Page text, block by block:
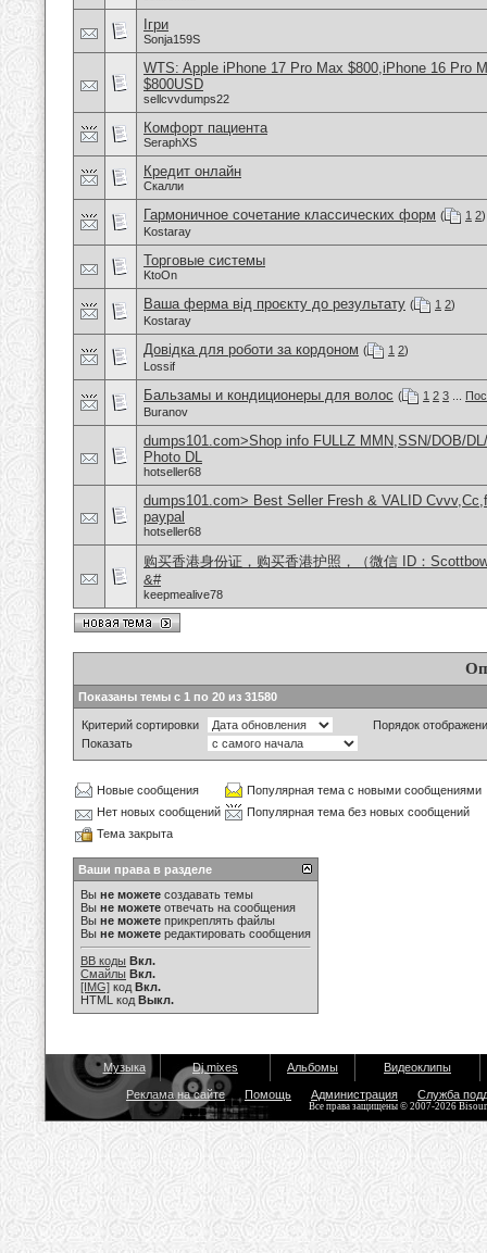
Ігри
Sonja159S
WTS: Apple iPhone 17 Pro Max $800,iPhone 16 Pro
$800USD
sellcvvdumps22
Комфорт пациента
SeraphXS
Кредит онлайн
Скалли
Гармоничное сочетание классических форм ( 1 2)
Kostaray
Торговые системы
KtoOn
Ваша ферма від проєкту до результату ( 1 2)
Kostaray
Довідка для роботи за кордоном ( 1 2)
Lossif
Бальзамы и кондиционеры для волос ( 1 2 3
Buranov
dumps101.com>Shop info FULLZ MMN,SSN/DOB/
Photo DL
hotseller68
dumps101.com> Best Seller Fresh & VALID
paypal
hotseller68
购买香港身份证，购买香港护照，（微信 ID：
&#
keepmealive78
Показаны темы с 1 по 20 из 31580
Критерий сортировки
Порядок
Показать
Новые сообщения
Популярная тема с новыми сообщениями
Нет новых сообщений
Популярная тема без новых сообщений
Тема закрыта
Ваши права в разделе
Вы не можете создавать темы
Вы не можете отвечать на сообщения
Вы не можете прикреплять файлы
Вы не можете редактировать сообщения
BB коды Вкл.
Смайлы Вкл.
[IMG] код Вкл.
HTML код Выкл.
Музыка Dj mixes Альбомы Видеоклипы
Реклама на сайте Помощь Администрация Служба
Все права защищены © 2007-2026